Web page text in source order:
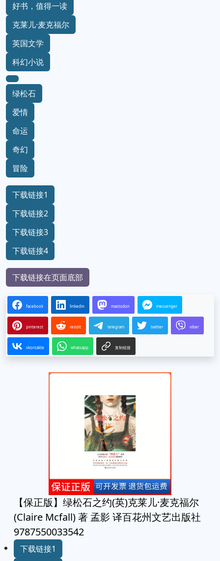
好书，值得一读
克莱儿·麦克福尔
英国文学
科幻小说
绿松石
爱情
命运
奇幻
冒险
下载链接1
下载链接2
下载链接3
下载链接4
下载链接在页面底部
facebook linkedin mastodon messenger
pinterest reddit telegram twitter viber
vkontakte whatsapp 复制链接
【保正版】绿松石之约(英)克莱儿·麦克福尔
(Claire Mcfall) 著 孟影 译百花州文艺出版社
9787550033542
下载链接1